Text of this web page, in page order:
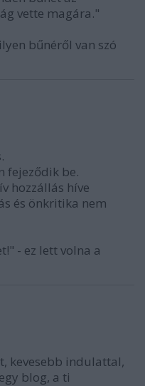
vette magára."
bűnéről van szó
fejeződik be.
hozzállás híve
és önkritika nem
- ez lett volna a
kevesebb indulattal,
blog, a ti